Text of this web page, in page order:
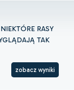
RASY
TAK
zobacz wyniki